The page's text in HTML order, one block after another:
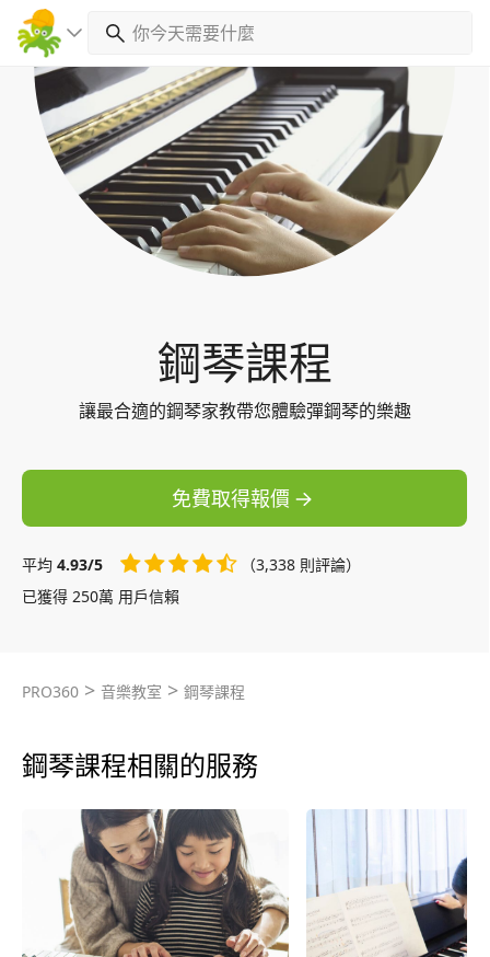
鋼琴課程
讓最合適的鋼琴家教帶您體驗彈鋼琴的樂趣
免費取得報價
平均 4.93/5
（3,338 則評論）
已獲得 250萬 用戶信賴
PRO360 > 音樂教室 > 鋼琴課程
鋼琴課程相關的服務